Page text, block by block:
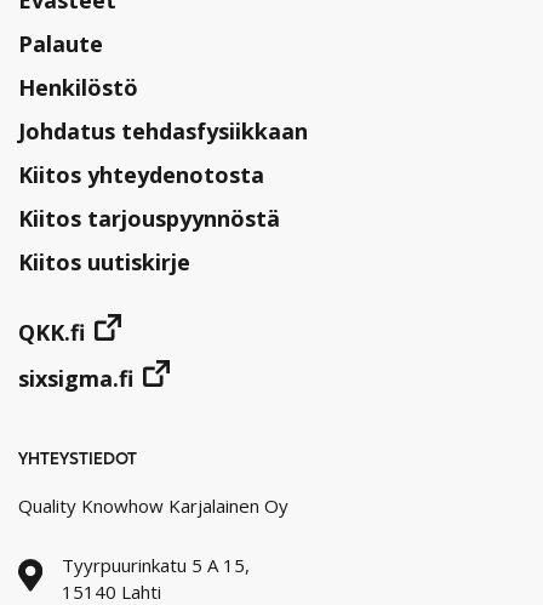
Palaute
Henkilöstö
Johdatus tehdasfysiikkaan
Kiitos yhteydenotosta
Kiitos tarjouspyynnöstä
Kiitos uutiskirje
QKK.fi
sixsigma.fi
YHTEYSTIEDOT
Quality Knowhow Karjalainen Oy
Tyyrpuurinkatu 5 A 15,
15140 Lahti